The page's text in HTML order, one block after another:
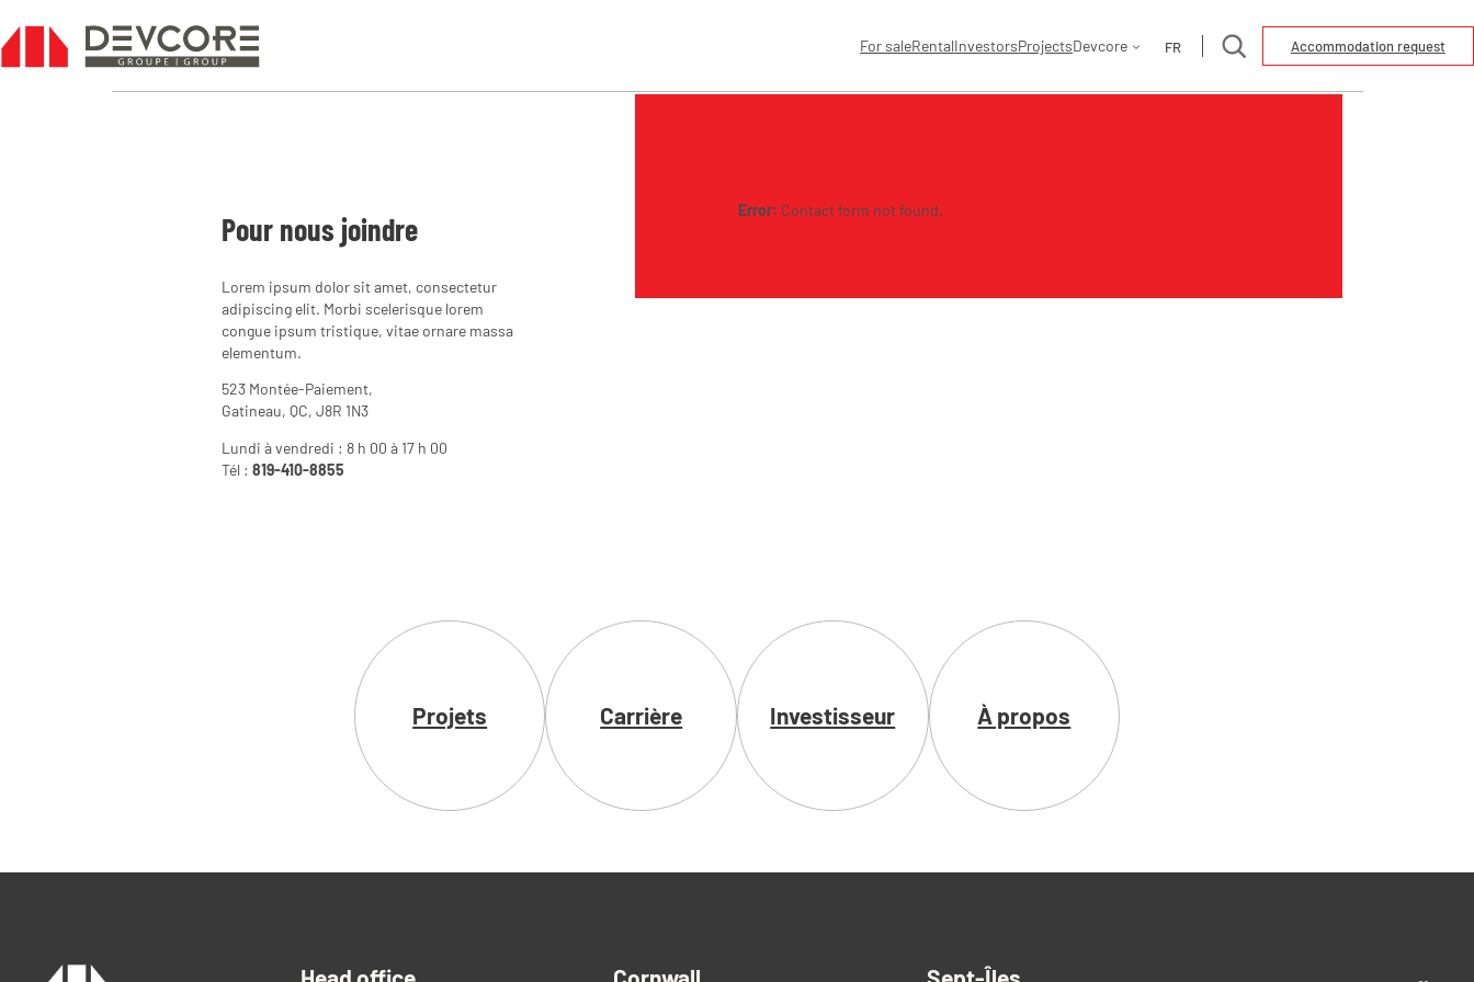
For saleRentalInvestorsProjectsDevcore FR
Search
Accommodation request
For sale
Rentals
Living environments
Pour nous joindre
Lorem ipsum dolor sit amet, consectetur
adipiscing elit. Morbi scelerisque lorem
congue ipsum tristique, vitae ornare massa
elementum.
523 Montée-Paiement,
Gatineau, QC, J8R 1N3
Lundi à vendredi : 8 h 00 à 17 h 00
Tél :819-410-8855
Error: Contact form not found.
Projets Carrière Investisseur À propos